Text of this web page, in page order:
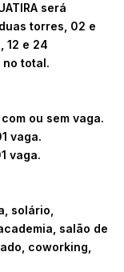
será
torres, 02 e
12 e 24
no total.
ou sem vaga.
vaga.
vaga.
solário,
salão de
coworking,